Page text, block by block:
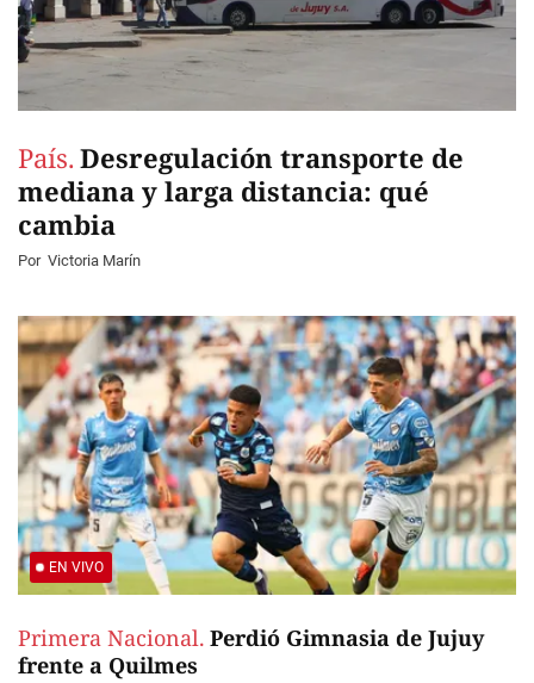
País. Desregulación transporte de
mediana y larga distancia: qué
cambia
Por Victoria Marín
EN VIVO
Primera Nacional. Perdió Gimnasia de Jujuy
frente a Quilmes